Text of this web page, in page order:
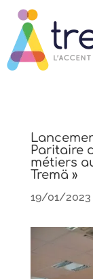
Paritaire
métiers
Tremä »
19/01/2023